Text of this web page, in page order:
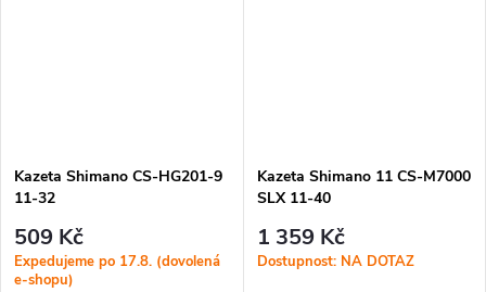
Kazeta Shimano CS-HG201-9
11-32
509 Kč
Expedujeme po 17.8. (dovolená
e-shopu)
Kazeta Shimano 11 CS-M7000
SLX 11-40
1 359 Kč
Dostupnost: NA DOTAZ